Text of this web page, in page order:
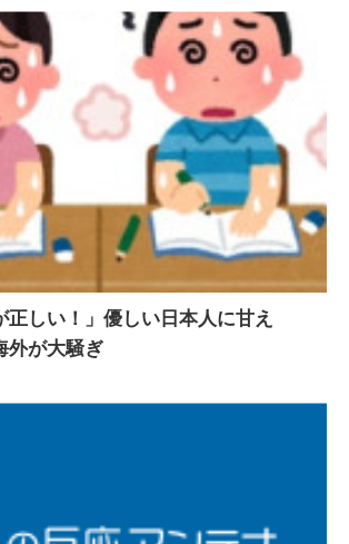
正しい！」優しい日本人に甘え
外が大騒ぎ